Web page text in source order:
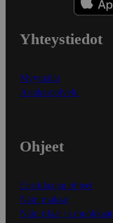
Yhteystiedot
Myymälät
Asiakaspalvelu
Ohjeet
Ensitilaajan ohjeet
Näin maksat
Näin tilaat ja muokkaat